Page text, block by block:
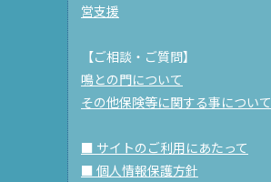
営支援
【ご相談・ご質問】
鳴との門について
その他保険等に関する事について
■ サイトのご利用にあたって
■ 個人情報保護方針